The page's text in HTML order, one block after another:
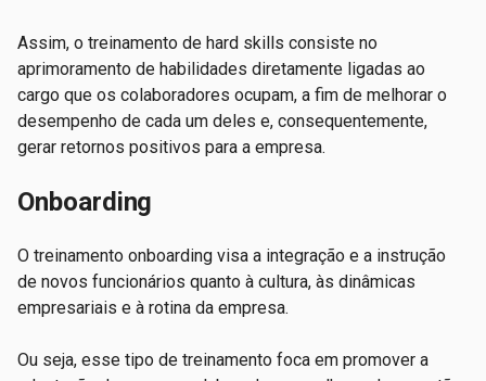
Assim, o treinamento de hard skills consiste no
aprimoramento de habilidades diretamente ligadas ao
cargo que os colaboradores ocupam, a fim de melhorar o
desempenho de cada um deles e, consequentemente,
gerar retornos positivos para a empresa.
Onboarding
O treinamento onboarding visa a integração e a instrução
de novos funcionários quanto à cultura, às dinâmicas
empresariais e à rotina da empresa.
Ou seja, esse tipo de treinamento foca em promover a